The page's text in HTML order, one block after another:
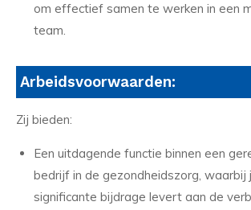
om effectief samen te werken in een
team.
Arbeidsvoorwaarden:
Zij bieden:
Een uitdagende functie binnen een
bedrijf in de gezondheidszorg, waarbij
significante bijdrage levert aan de